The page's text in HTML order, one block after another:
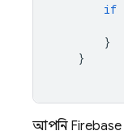
if
}
}
আপনি Firebase